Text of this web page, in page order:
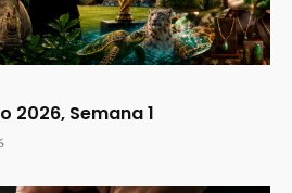
2026, Semana 1